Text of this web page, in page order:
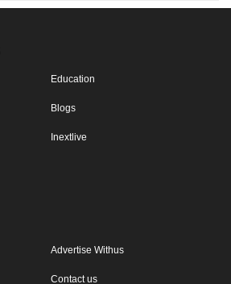
Education
Blogs
Inextlive
Advertise Withus
Contact us